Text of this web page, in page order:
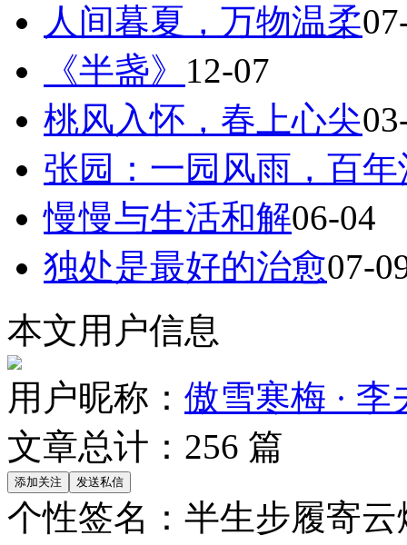
人间暮夏，万物温柔
《半盏》 12-07
桃风入怀，春上心尖
张园：一园风雨，百年
慢慢与生活和解06-04
独处是最好的治愈07-
本文用户信息
用户昵称： 傲雪寒梅 · 李
文章总计： 256 篇
个性签名： 半生步履寄